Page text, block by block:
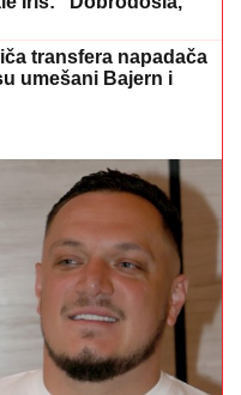
transfera napadača
umešani Bajern i